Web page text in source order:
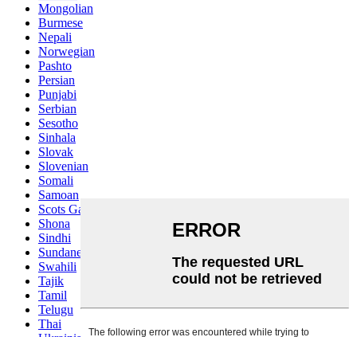
Mongolian
Burmese
Nepali
Norwegian
Pashto
Persian
Punjabi
Serbian
Sesotho
Sinhala
Slovak
Slovenian
Somali
Samoan
Scots Gaelic
Shona
Sindhi
Sundanese
Swahili
Tajik
Tamil
Telugu
Thai